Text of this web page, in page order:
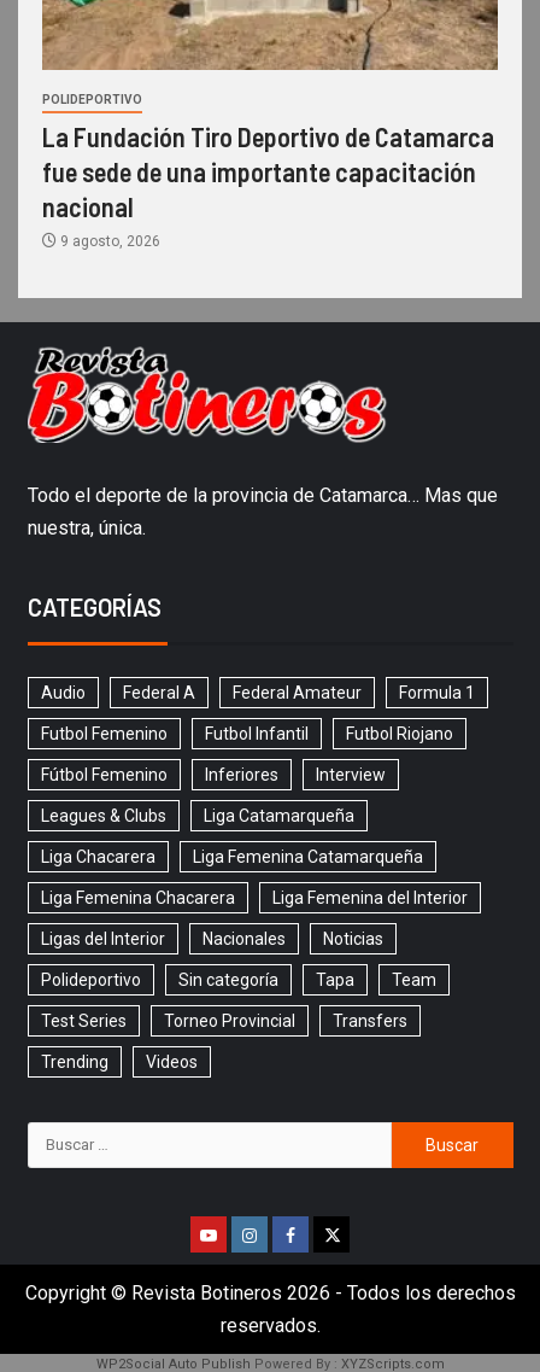
POLIDEPORTIVO
La Fundación Tiro Deportivo de Catamarca
fue sede de una importante capacitación
nacional
9 agosto, 2026
Todo el deporte de la provincia de Catamarca… Mas que
nuestra, única.
CATEGORÍAS
Audio Federal A Federal Amateur Formula 1
Futbol Femenino Futbol Infantil Futbol Riojano
Fútbol Femenino Inferiores Interview
Leagues & Clubs Liga Catamarqueña
Liga Chacarera Liga Femenina Catamarqueña
Liga Femenina Chacarera Liga Femenina del Interior
Ligas del Interior Nacionales Noticias
Polideportivo Sin categoría Tapa Team
Test Series Torneo Provincial Transfers
Trending Videos
Copyright © Revista Botineros 2026 - Todos los derechos
reservados.
WP2Social Auto Publish Powered By : XYZScripts.com